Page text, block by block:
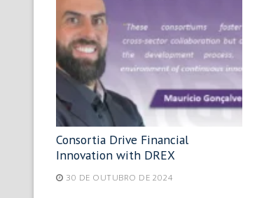
Consortia Drive Financial
Innovation with DREX
30 DE OUTUBRO DE 2024